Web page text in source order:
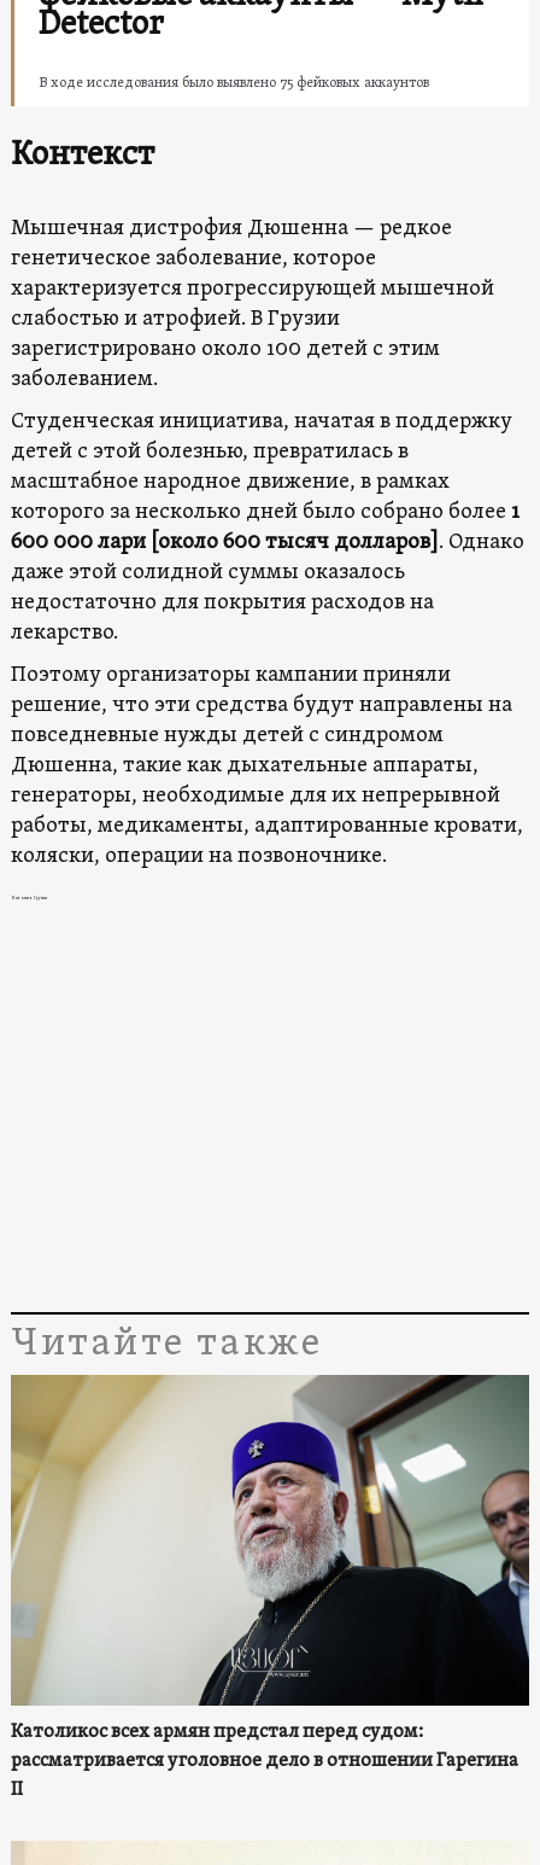
Detector
В ходе исследования было выявлено 75 фейковых аккаунтов
Контекст
Мышечная дистрофия Дюшенна — редкое
генетическое заболевание, которое
характеризуется прогрессирующей мышечной
слабостью и атрофией. В Грузии
зарегистрировано около 100 детей с этим
заболеванием.
Студенческая инициатива, начатая в поддержку
детей с этой болезнью, превратилась в
масштабное народное движение, в рамках
которого за несколько дней было собрано более 1
600 000 лари [около 600 тысяч долларов] . Однако
даже этой солидной суммы оказалось
недостаточно для покрытия расходов на
лекарство.
Поэтому организаторы кампании приняли
решение, что эти средства будут направлены на
повседневные нужды детей с синдромом
Дюшенна, такие как дыхательные аппараты,
генераторы, необходимые для их непрерывной
работы, медикаменты, адаптированные кровати,
коляски, операции на позвоночнике.
Новости в Грузии
Читайте также
Католикос всех армян предстал перед судом:
рассматривается уголовное дело в отношении Гарегина
II